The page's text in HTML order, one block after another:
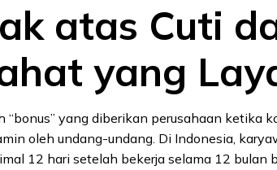
atas Cuti
yang
“bonus” yang diberikan perusahaan ketika
oleh undang-undang. Di Indonesia,
12 hari setelah bekerja selama 12 bulan